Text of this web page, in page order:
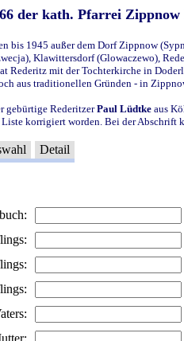
der kath. Pfarrei
bis 1945 außer dem Dorf Zippnow
Klawittersdorf (Glowaczewo),
Rederitz mit der Tochterkirche in
aus traditionellen Gründen - in
gebürtige RederitzerPaul Lüdtke aus
korrigiert worden. Bei der Abschrift
Detail